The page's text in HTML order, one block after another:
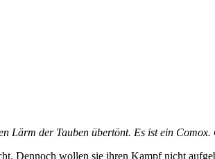
Lärm der Tauben übertönt. Es ist ein
Dennoch wollen sie ihren Kampf nicht